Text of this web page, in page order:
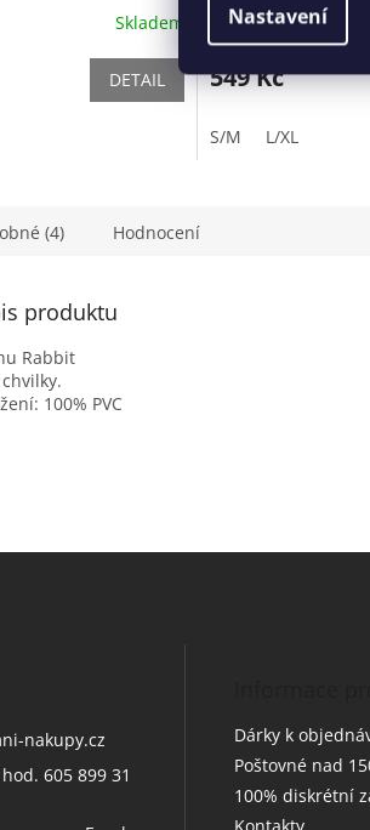
Nastavení
Skladem
DETAIL 549 Kč
S/M L/XL
(4) Hodnocení
produktu
Rabbit
100% PVC
nakupy.cz
605 899 31
Dárky k
Poštovné nad
100% diskrétní